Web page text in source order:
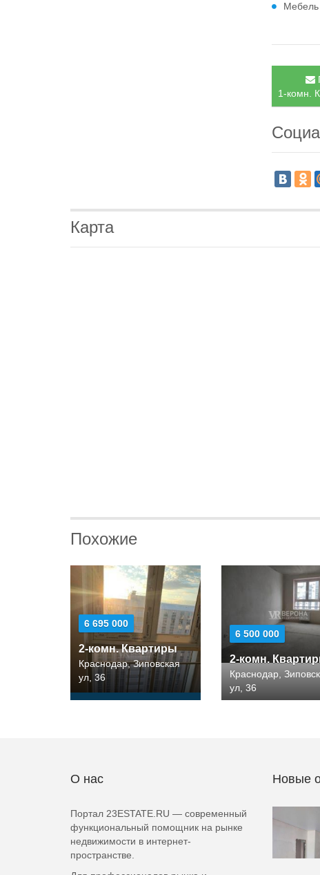
Мебель
1-комн.
Карта
Похожие
6 695 000
2-комн. Квартиры
Краснодар, Зиповская
ул, 36
6 500 000
2-комн.
Краснодар,
ул, 36
О нас
Портал 23ESTATE.RU — современный
функциональный помощник на рынке
недвижимости в интернет-
пространстве.
Новые